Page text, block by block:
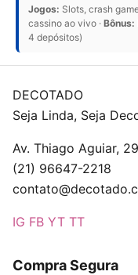
Jogos: Slots, crash
cassino ao vivo · Bônus:
4 depósitos)
DECOTADO
Seja Linda, Seja
Av. Thiago Aguiar,
(21) 96647-2218
IG FB YT TT
Compra Segura